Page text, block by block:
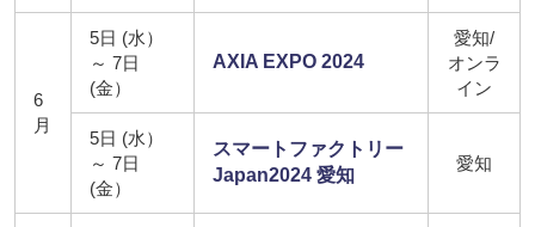
6
月
5日 (水）
～ 7日
(金）
AXIA EXPO 2024
愛知/
オンラ
イン
5日 (水）
～ 7日
(金）
スマートファクトリー
Japan2024 愛知
愛知